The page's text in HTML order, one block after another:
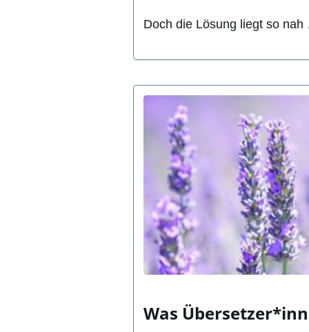
Doch die Lösung liegt so
Was